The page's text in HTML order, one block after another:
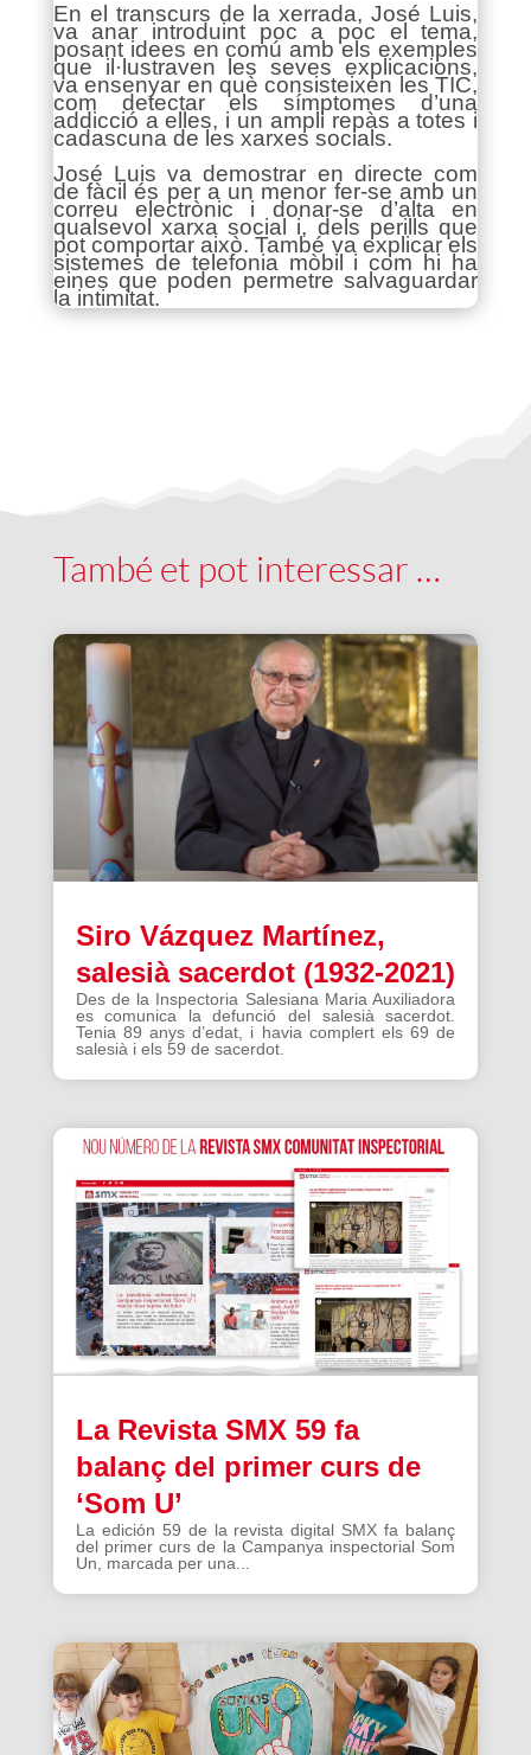
En el transcurs de la xerrada, José Luis,
va anar introduint poc a poc el tema,
posant idees en comú amb els exemples
que il·lustraven les seves explicacions,
va ensenyar en què consisteixen les TIC,
com detectar els símptomes d’una
addicció a elles, i un ampli repàs a totes i
cadascuna de les xarxes socials.
José Luis va demostrar en directe com
de fàcil és per a un menor fer-se amb un
correu electrònic i donar-se d’alta en
qualsevol xarxa social i, dels perills que
pot comportar això. També va explicar els
sistemes de telefonia mòbil i com hi ha
eines que poden permetre salvaguardar
la intimitat.
També et pot interessar …
Siro Vázquez Martínez,
salesià sacerdot (1932-2021)
Des de la Inspectoria Salesiana Maria Auxiliadora
es comunica la defunció del salesià sacerdot.
Tenia 89 anys d’edat, i havia complert els 69 de
salesià i els 59 de sacerdot.
La Revista SMX 59 fa
balanç del primer curs de
‘Som U’
La edición 59 de la revista digital SMX fa balanç
del primer curs de la Campanya inspectorial Som
Un, marcada per una...